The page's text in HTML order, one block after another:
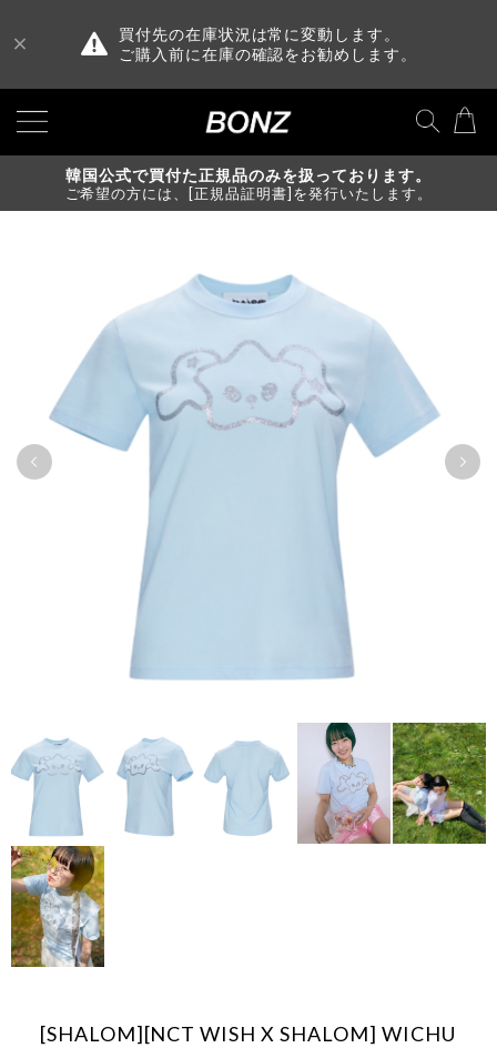
買付先の在庫状況は常に変動します。
ご購入前に在庫の確認をお勧めします。
韓国公式で買付た正規品のみを扱っております。
ご希望の方には、[正規品証明書]を発行いたします。
[SHALOM][NCT WISH X SHALOM] WICHU